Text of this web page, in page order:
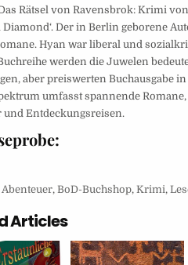
Rätsel von Ravensbrok: Krimi
Diamond‘. Der in Berlin geborene
Hyan war liberal und
werden die Juwelen
aber preiswerten Buchausgabe
umfasst spannende
und Entdeckungsreisen.
Abenteuer,BoD-Buchshop,Krimi,
Articles